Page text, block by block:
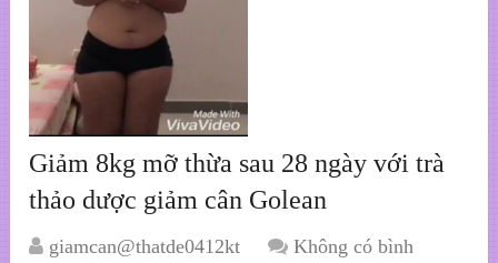
Giảm 8kg mỡ thừa sau 28 ngày với trà
thảo dược giảm cân Golean
giamcan@thatde0412kt
Không có bình